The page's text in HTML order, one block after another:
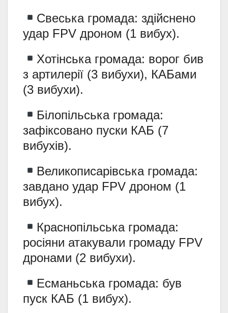
Свеська громада: здійснено
удар FPV дроном (1 вибух).
Хотінська громада: ворог бив
з артилерії (3 вибухи), КАБами
(3 вибухи).
Білопільська громада:
зафіксовано пуски КАБ (7
вибухів).
Великописарівська громада:
завдано удар FPV дроном (1
вибух).
Краснопільська громада:
росіяни атакували громаду FPV
дронами (2 вибухи).
Есманьська громада: був
пуск КАБ (1 вибух).